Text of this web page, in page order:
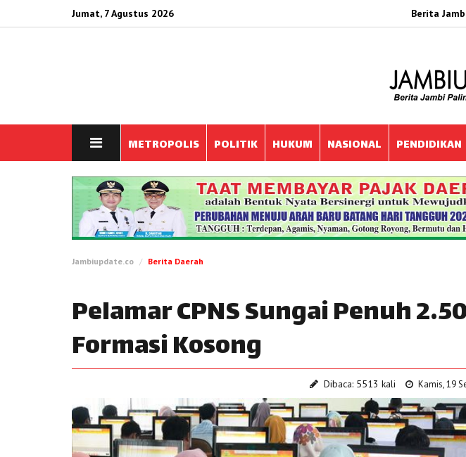
Jumat, 7 Agustus 2026 Berita
METROPOLIS POLITIK HUKUM NASIONAL PENDIDIKAN
Jambiupdate.co Berita Daerah
Pelamar CPNS Sungai Penuh
Formasi Kosong
Dibaca: 5513 kali Kamis, 19